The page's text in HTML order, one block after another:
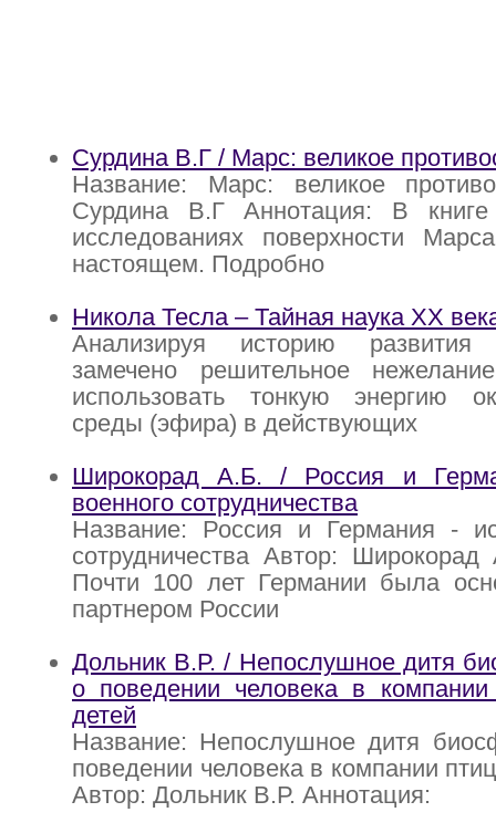
Сурдина В.Г / Марс: великое
Название: Марс: великое
Сурдина В.Г Аннотация: В книге
исследованиях поверхности
настоящем. Подробно
Никола Тесла – Тайная наука ХХ
Анализируя историю
замечено решительное
использовать тонкую энергию
среды (эфира) в действующих
Широкорад А.Б. / Россия и
военного сотрудничества
Название: Россия и Германия -
сотрудничества Автор:
Почти 100 лет Германии была
партнером России
Дольник В.Р. / Непослушное дитя
о поведении человека в
детей
Название: Непослушное дитя
поведении человека в компании
Автор: Дольник В.Р. Аннотация: